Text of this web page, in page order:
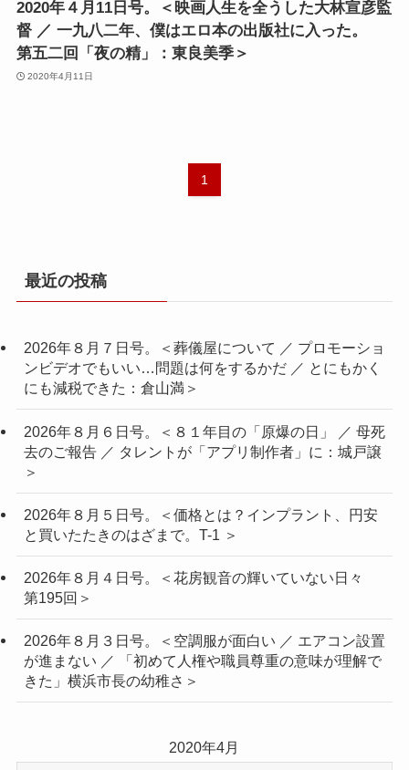
2020年４月11日号。＜映画人生を全うした大林宣彦監
督 ／ 一九八二年、僕はエロ本の出版社に入った。
第五二回「夜の精」：東良美季＞
2020年4月11日
1
最近の投稿
2026年８月７日号。＜葬儀屋について ／ プロモーショ
ンビデオでもいい…問題は何をするかだ ／ とにもかく
にも減税できた：倉山満＞
2026年８月６日号。＜８１年目の「原爆の日」 ／ 母死
去のご報告 ／ タレントが「アプリ制作者」に：城戸譲
＞
2026年８月５日号。＜価格とは？インプラント、円安
と買いたたきのはざまで。T-1 ＞
2026年８月４日号。＜花房観音の輝いていない日々
第195回＞
2026年８月３日号。＜空調服が面白い ／ エアコン設置
が進まない ／ 「初めて人権や職員尊重の意味が理解で
きた」横浜市長の幼稚さ＞
2020年4月